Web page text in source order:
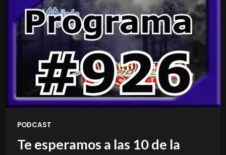
PODCAST
Te esperamos a las 10 de la